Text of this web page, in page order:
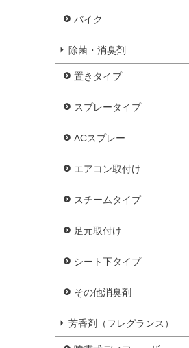
バイク
除菌・消臭剤
置きタイプ
スプレータイプ
ACスプレー
エアコン取付け
スチームタイプ
足元取付け
シート下タイプ
その他消臭剤
芳香剤（フレグランス）